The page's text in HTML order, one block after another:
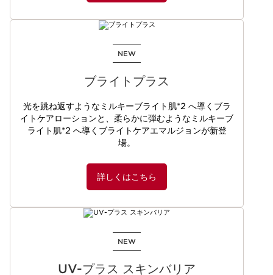
NEW
ブライトプラス
光を跳ね返すようなミルキーブライト肌*2 へ導く​ブラ
イトケアローションと、​柔らかに弾むようなミルキーブ
ライト肌*2 へ導く​ブライトケアエマルジョンが新登
場。
詳しくはこちら
NEW
UV-プラス スキンバリア